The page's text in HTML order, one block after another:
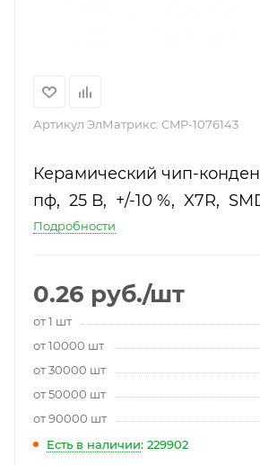
Артикул ЭлМатрикс: CMP-1076143
Керамический чип-
пф, 25 В, +/-10 %, X7R,
Подробности
0.26 руб./шт
от 1 шт
от 10000 шт
от 30000 шт
от 50000 шт
от 90000 шт
Есть в наличии: 229902